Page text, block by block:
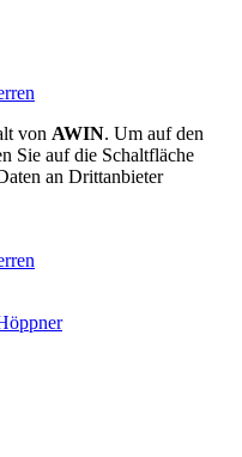
von AWIN. Um auf den
Sie auf die Schaltfläche
an Drittanbieter